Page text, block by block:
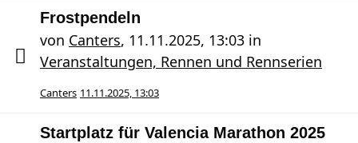
Frostpendeln
von Canters, 11.11.2025, 13:03 in
Veranstaltungen, Rennen und Rennserien
Canters 11.11.2025, 13:03
Startplatz für Valencia Marathon 2025